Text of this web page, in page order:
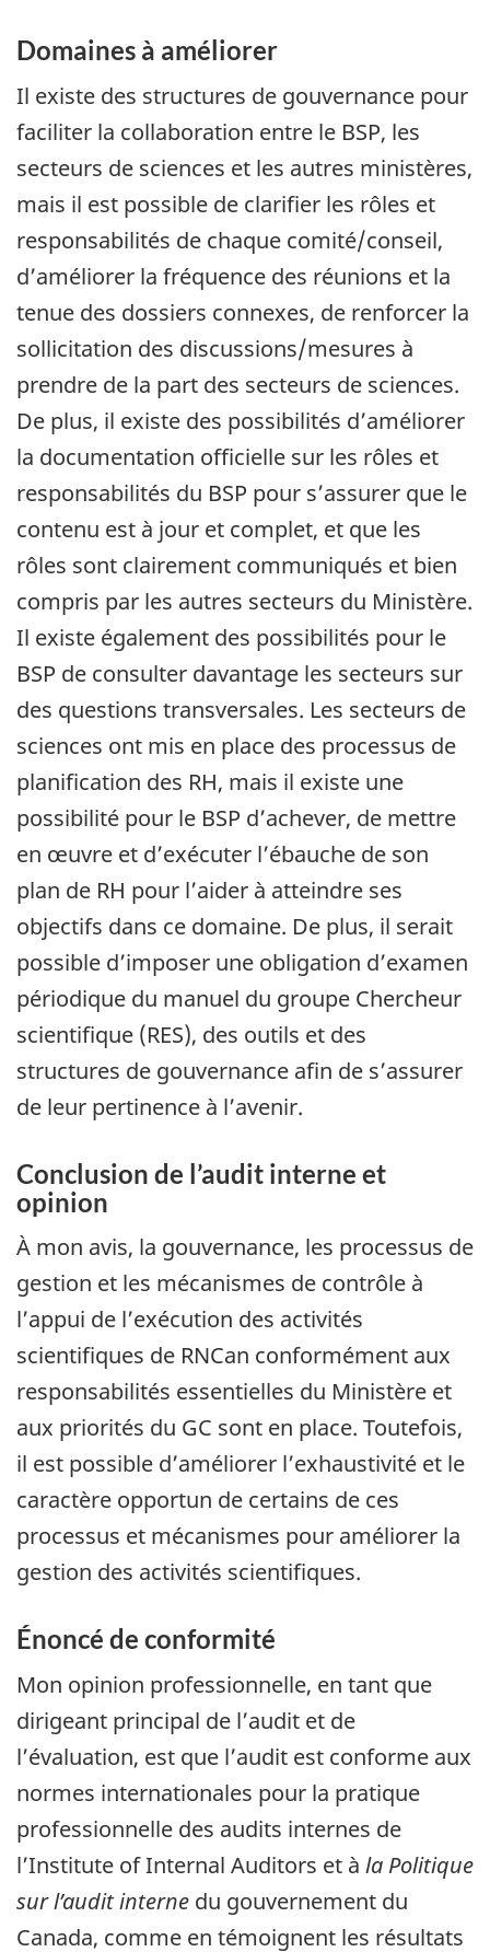
Domaines à améliorer
Il existe des structures de gouvernance pour
faciliter la collaboration entre le BSP, les
secteurs de sciences et les autres ministères,
mais il est possible de clarifier les rôles et
responsabilités de chaque comité/conseil,
d’améliorer la fréquence des réunions et la
tenue des dossiers connexes, de renforcer la
sollicitation des discussions/mesures à
prendre de la part des secteurs de sciences.
De plus, il existe des possibilités d’améliorer
la documentation officielle sur les rôles et
responsabilités du BSP pour s’assurer que le
contenu est à jour et complet, et que les
rôles sont clairement communiqués et bien
compris par les autres secteurs du Ministère.
Il existe également des possibilités pour le
BSP de consulter davantage les secteurs sur
des questions transversales. Les secteurs de
sciences ont mis en place des processus de
planification des RH, mais il existe une
possibilité pour le BSP d’achever, de mettre
en œuvre et d’exécuter l’ébauche de son
plan de RH pour l’aider à atteindre ses
objectifs dans ce domaine. De plus, il serait
possible d’imposer une obligation d’examen
périodique du manuel du groupe Chercheur
scientifique (RES), des outils et des
structures de gouvernance afin de s’assurer
de leur pertinence à l’avenir.
Conclusion de l’audit interne et
opinion
À mon avis, la gouvernance, les processus de
gestion et les mécanismes de contrôle à
l’appui de l’exécution des activités
scientifiques de RNCan conformément aux
responsabilités essentielles du Ministère et
aux priorités du GC sont en place. Toutefois,
il est possible d’améliorer l’exhaustivité et le
caractère opportun de certains de ces
processus et mécanismes pour améliorer la
gestion des activités scientifiques.
Énoncé de conformité
Mon opinion professionnelle, en tant que
dirigeant principal de l’audit et de
l’évaluation, est que l’audit est conforme aux
normes internationales pour la pratique
professionnelle des audits internes de
l’Institute of Internal Auditors et à la Politique
sur l’audit interne du gouvernement du
Canada, comme en témoignent les résultats